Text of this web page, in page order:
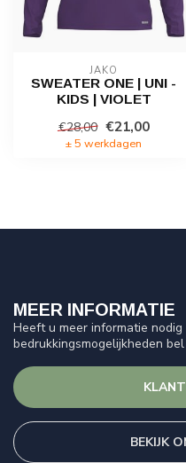
JAKO
SWEATER ONE | UNI -
KIDS | VIOLET
€28,00 €21,00
± 5 werkdagen
MEER INFORMATIE
Heeft u meer informatie
bedrukkingsmogelijkheden
BEKIJK